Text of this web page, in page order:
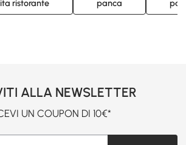
ristorante panca
ALLA NEWSLETTER
UN COUPON DI 10€*